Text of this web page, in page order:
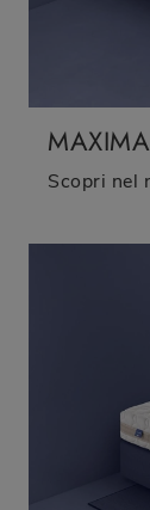
MAXIMA